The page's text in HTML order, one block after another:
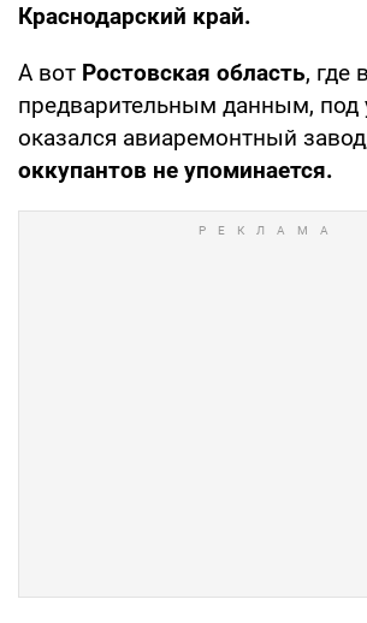
Краснодарский край.
А вот Ростовская область, где
предварительным данным, под
оказался авиаремонтный
оккупантов не упоминается.